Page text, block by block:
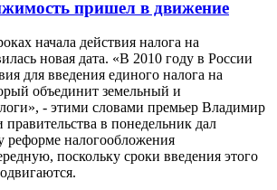
пришел в движение
начала действия налога на
новая дата. «В 2010 году в России
для введения единого налога на
объединит земельный и
- этими словами премьер Владимир
в понедельник дал
реформе налогообложения
поскольку сроки введения этого